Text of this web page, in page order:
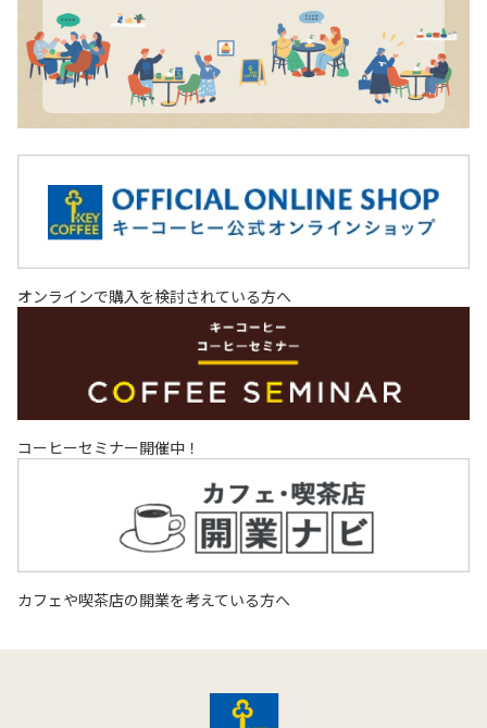
オンラインで購入を検討されている方へ
コーヒーセミナー開催中！
カフェや喫茶店の開業を考えている方へ